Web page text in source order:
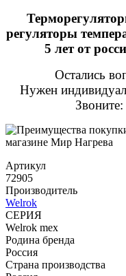
регуляторы
5 лет от
Остались
Нужен
Звоните:
Артикул
72905
Производитель
Welrok
СЕРИЯ
Welrok mex
Родина бренда
Россия
Страна производства